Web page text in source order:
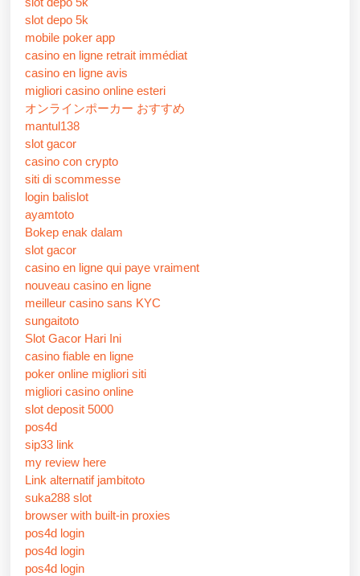
slot depo 5k
mobile poker app
casino en ligne retrait immédiat
casino en ligne avis
migliori casino online esteri
オンラインポーカー おすすめ
mantul138
slot gacor
casino con crypto
siti di scommesse
login balislot
ayamtoto
Bokep enak dalam
slot gacor
casino en ligne qui paye vraiment
nouveau casino en ligne
meilleur casino sans KYC
sungaitoto
Slot Gacor Hari Ini
casino fiable en ligne
poker online migliori siti
migliori casino online
slot deposit 5000
pos4d
sip33 link
my review here
Link alternatif jambitoto
suka288 slot
browser with built-in proxies
pos4d login
pos4d login
pos4d login